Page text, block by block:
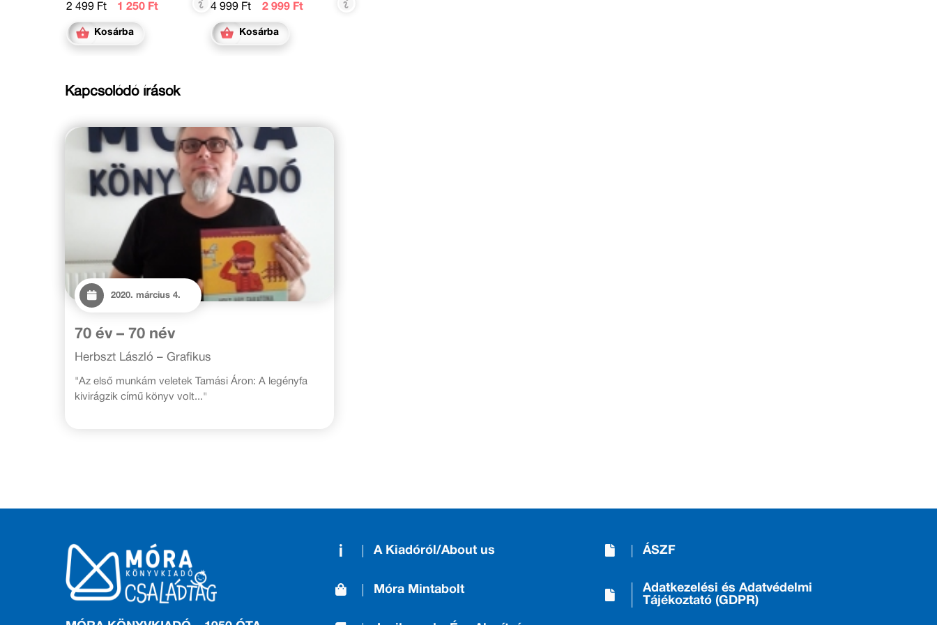
2 499 Ft 1 250 Ft
Kosárba
4 999 Ft 2 999 Ft
Kosárba
Kapcsolódó írások
2020. március 4.
70 év – 70 név
Herbszt László – Grafikus
"Az első munkám veletek Tamási Áron: A legényfa
kivirágzik című könyv volt..."
A Kiadóról/About us
Móra Mintabolt
ÁSZF
Adatkezelési és Adatvédelmi
Tájékoztató (GDPR)